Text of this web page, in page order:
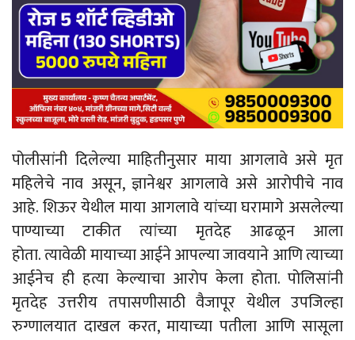
पोलीसांनी दिलेल्या माहितीनुसार माया आगलावे असे मृत
महिलेचे नाव असून, ज्ञानेश्वर आगलावे असे आरोपीचे नाव
आहे. शिऊर येथील माया आगलावे यांच्या घरामागे असलेल्या
पाण्याच्या टाकीत त्यांच्या मृतदेह आढळून आला
होता. त्यावेळी मायाच्या आईने आपल्या जावयाने आणि त्याच्या
आईनेच ही हत्या केल्याचा आरोप केला होता. पोलिसांनी
मृतदेह उत्तरीय तपासणीसाठी वैजापूर येथील उपजिल्हा
रुग्णालयात दाखल करत, मायाच्या पतीला आणि सासूला